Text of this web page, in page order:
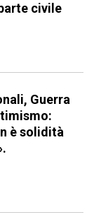
civile
Guerra
è solidità